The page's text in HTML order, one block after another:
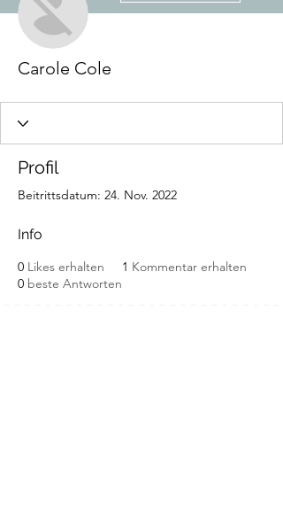
Carole Cole
Profil
Beitrittsdatum: 24. Nov. 2022
Info
0 Likes erhalten 1 Kommentar erhalten
0 beste Antworten